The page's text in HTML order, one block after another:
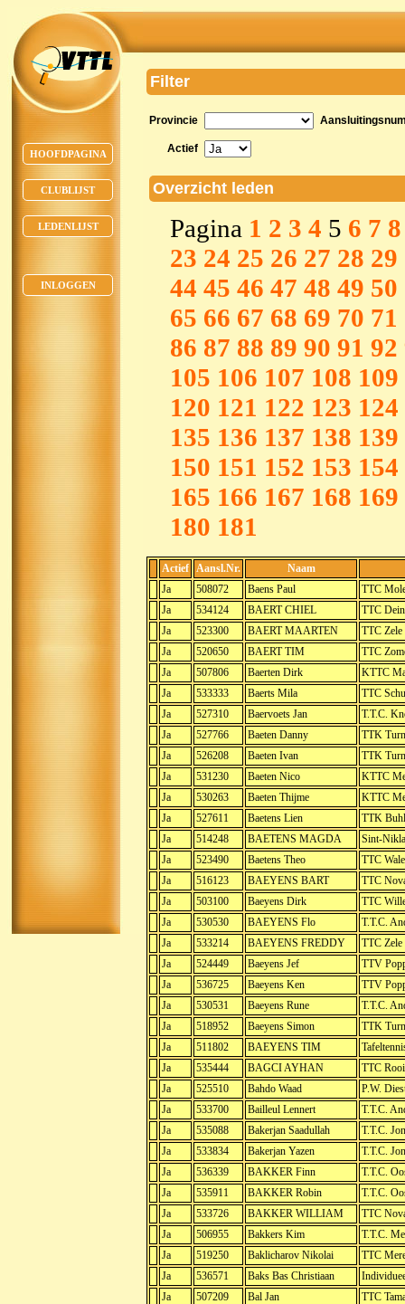
HOOFDPAGINA
CLUBLIJST
LEDENLIJST
INLOGGEN
Filter
Provincie
Actief
Overzicht leden
Pagina 1 2 3 4 5 6 7 8
23 24 25 26 27 28 29
44 45 46 47 48 49 50
65 66 67 68 69 70 71
86 87 88 89 90 91 92
105 106 107 108 109
120 121 122 123 124
135 136 137 138 139
150 151 152 153 154
165 166 167 168 169
180 181
Actief Aansl.Nr.
Naam
Ja
508072 Baens Paul
TTC
Ja
534124 BAERT CHIEL
TTC
Ja
523300 BAERT MAARTEN
TTC Zele
Ja
520650 BAERT TIM
TTC
Ja
507806 Baerten Dirk
KTTC
Ja
533333 Baerts Mila
TTC
Ja
527310 Baervoets Jan
T.T.C.
Ja
527766 Baeten Danny
TTK
Ja
526208 Baeten Ivan
TTK
Ja
531230 Baeten Nico
KTTC
Ja
530263 Baeten Thijme
KTTC
Ja
527611 Baetens Lien
TTK
Ja
514248 BAETENS MAGDA
Sint-
Ja
523490 Baetens Theo
TTC
Ja
516123 BAEYENS BART
TTC
Ja
503100 Baeyens Dirk
TTC
Ja
530530 BAEYENS Flo
T.T.C.
Ja
533214 BAEYENS FREDDY
TTC Zele
Ja
524449 Baeyens Jef
TTV
Ja
536725 Baeyens Ken
TTV
Ja
530531 Baeyens Rune
T.T.C.
Ja
518952 Baeyens Simon
TTK
Ja
511802 BAEYENS TIM
Ja
535444 BAGCI AYHAN
TTC
Ja
525510 Bahdo Waad
P.W.
Ja
533700 Bailleul Lennert
T.T.C.
Ja
535088 Bakerjan Saadullah
T.T.C.
Ja
533834 Bakerjan Yazen
T.T.C.
Ja
536339 BAKKER Finn
T.T.C.
Ja
535911 BAKKER Robin
T.T.C.
Ja
533726 BAKKER WILLIAM
TTC
Ja
506955 Bakkers Kim
T.T.C.
Ja
519250 Baklicharov Nikolai
TTC
Ja
536571 Baks Bas Christiaan
Ja
507209 Bal Jan
TTC